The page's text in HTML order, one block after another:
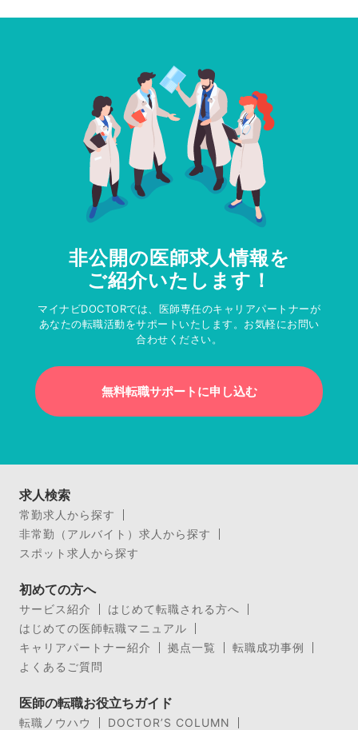
非公開の医師求人情報を
ご紹介いたします！
マイナビDOCTORでは、医師専任のキャリアパートナーが
あなたの転職活動をサポートいたします。お気軽にお問い
合わせください。
無料転職サポートに申し込む
求人検索
常勤求人から探す
非常勤（アルバイト）求人から探す
スポット求人から探す
初めての方へ
サービス紹介
はじめて転職される方へ
はじめての医師転職マニュアル
キャリアパートナー紹介
拠点一覧
転職成功事例
よくあるご質問
医師の転職お役立ちガイド
転職ノウハウ
DOCTOR’S COLUMN